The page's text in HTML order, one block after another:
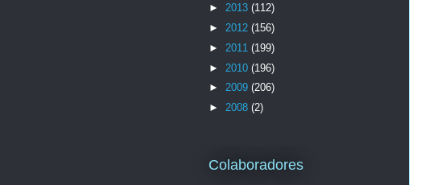
► 2013 (112)
► 2012 (156)
► 2011 (199)
► 2010 (196)
► 2009 (206)
► 2008 (2)
Colaboradores